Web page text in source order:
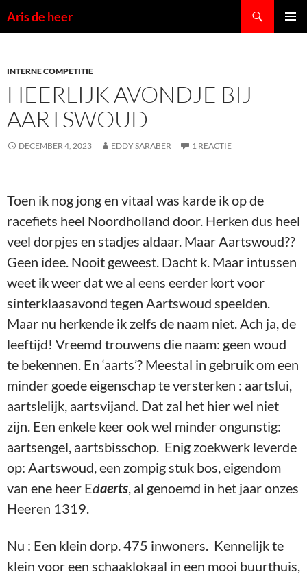
naar
Aris de heer
INTERNE COMPETITIE
HEERLIJK AVONDJE BIJ
AARTSWOUD
DECEMBER 4, 2023 EDDY SARABER 1 REACTIE
Toen ik nog jong en vitaal was karde ik op de
racefiets heel Noordholland door. Herken dus heel
veel dorpjes en stadjes aldaar. Maar Aartswoud??
Geen idee. Nooit geweest. Dacht k. Maar intussen
weet ik weer dat we al eens eerder kort voor
sinterklaasavond tegen Aartswoud speelden.
Maar nu herkende ik zelfs de naam niet. Ach ja, de
leeftijd! Vreemd trouwens die naam: geen woud
te bekennen. En ‘aarts’? Meestal in gebruik om een
minder goede eigenschap te versterken : aartslui,
aartslelijk, aartsvijand. Dat zal het hier wel niet
zijn. Een enkele keer ook wel minder ongunstig:
aartsengel, aartsbisschop. Enig zoekwerk leverde
op: Aartswoud, een zompig stuk bos, eigendom
van ene heer Edaerts, al genoemd in het jaar onzes
Heeren 1319.
Nu : Een klein dorp. 475 inwoners. Kennelijk te
klein voor een schaaklokaal in een mooi buurthuis,